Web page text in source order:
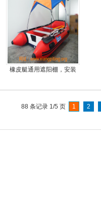
橡皮艇通用遮阳棚，安装
88 条记录 1/5 页
1 2